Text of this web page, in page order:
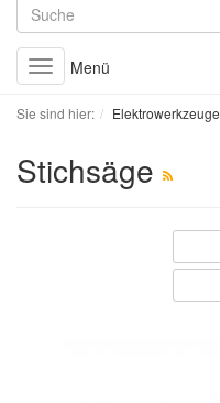
Toggle
navigation
Menü
Sie sind hier: Elektrowerkzeuge
Stichsäge